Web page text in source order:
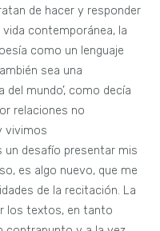
de hacer y responder
contemporánea, la
como un lenguaje
sea una
del mundo’, como decía
relaciones no
vivimos
un desafío presentar mis
es algo nuevo, que me
de la recitación. La
los textos, en tanto